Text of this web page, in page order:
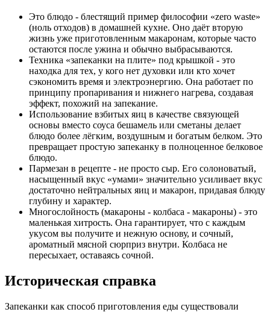
Это блюдо - блестящий пример философии «zero waste»
(ноль отходов) в домашней кухне. Оно даёт вторую
жизнь уже приготовленным макаронам, которые часто
остаются после ужина и обычно выбрасываются.
Техника «запеканки на плите» под крышкой - это
находка для тех, у кого нет духовки или кто хочет
сэкономить время и электроэнергию. Она работает по
принципу пропаривания и нижнего нагрева, создавая
эффект, похожий на запекание.
Использование взбитых яиц в качестве связующей
основы вместо соуса бешамель или сметаны делает
блюдо более лёгким, воздушным и богатым белком. Это
превращает простую запеканку в полноценное белковое
блюдо.
Пармезан в рецепте - не просто сыр. Его солоноватый,
насыщенный вкус «умами» значительно усиливает вкус
достаточно нейтральных яиц и макарон, придавая блюду
глубину и характер.
Многослойность (макароны - колбаса - макароны) - это
маленькая хитрость. Она гарантирует, что с каждым
укусом вы получите и нежную основу, и сочный,
ароматный мясной сюрприз внутри. Колбаса не
пересыхает, оставаясь сочной.
Историческая справка
Запеканки как способ приготовления еды существовали